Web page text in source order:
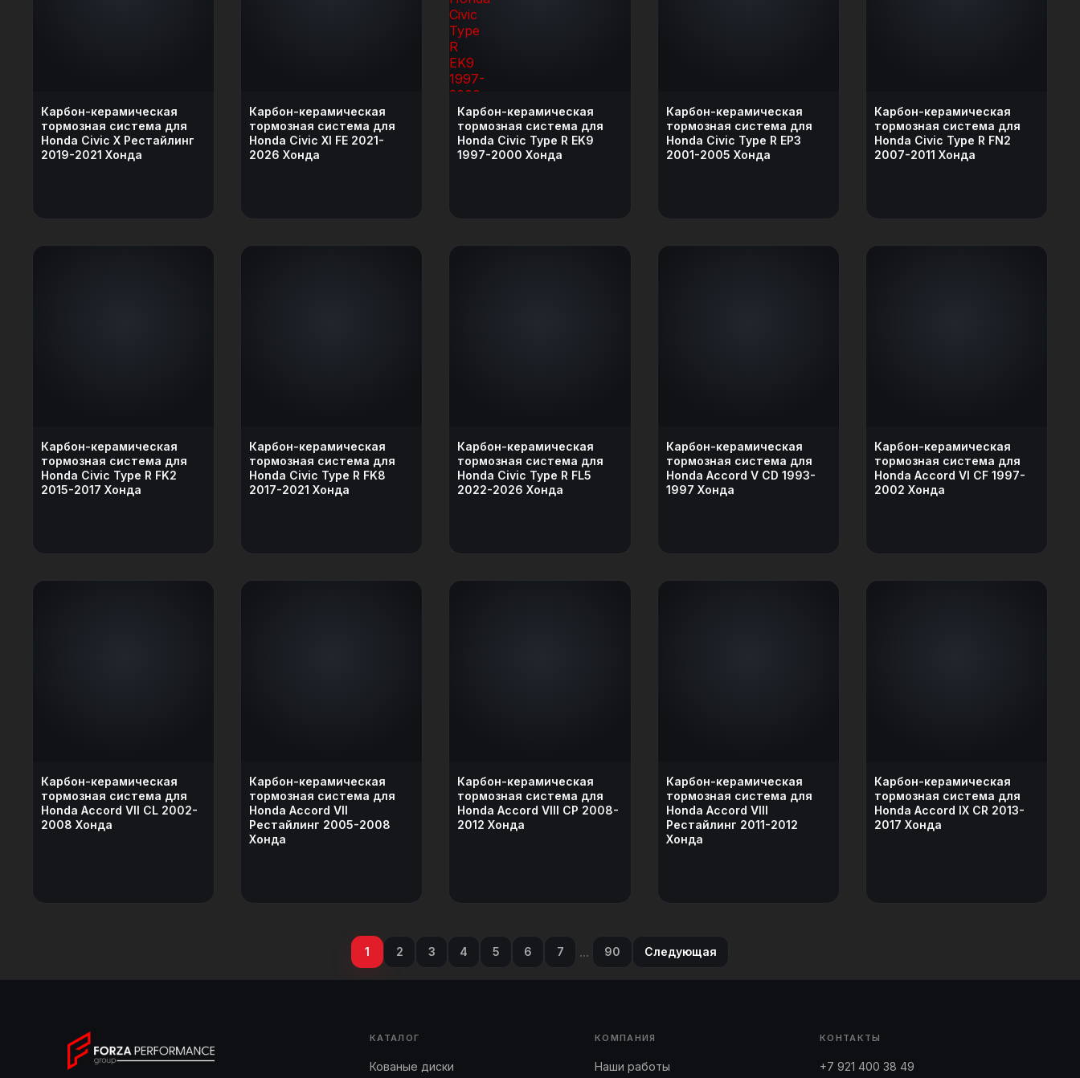
Карбон-керамическая
тормозная система для
Honda Civic X Рестайлинг
2019-2021 Хонда
Карбон-керамическая
тормозная система для
Honda Civic XI FE 2021-
2026 Хонда
Карбон-керамическая
тормозная система для
Honda Civic Type R EK9
1997-2000 Хонда
Карбон-керамическая
тормозная система для
Honda Civic Type R EP3
2001-2005 Хонда
Карбон-керамическая
тормозная система для
Honda Civic Type R FN2
2007-2011 Хонда
Карбон-керамическая
тормозная система для
Honda Civic Type R FK2
2015-2017 Хонда
Карбон-керамическая
тормозная система для
Honda Civic Type R FK8
2017-2021 Хонда
Карбон-керамическая
тормозная система для
Honda Civic Type R FL5
2022-2026 Хонда
Карбон-керамическая
тормозная система для
Honda Accord V CD 1993-
1997 Хонда
Карбон-керамическая
тормозная система для
Honda Accord VI CF 1997-
2002 Хонда
Карбон-керамическая
тормозная система для
Honda Accord VII CL 2002-
2008 Хонда
Карбон-керамическая
тормозная система для
Honda Accord VII
Рестайлинг 2005-2008
Хонда
Карбон-керамическая
тормозная система для
Honda Accord VIII CP 2008-
2012 Хонда
Карбон-керамическая
тормозная система для
Honda Accord VIII
Рестайлинг 2011-2012
Хонда
Карбон-керамическая
тормозная система для
Honda Accord IX CR 2013-
2017 Хонда
1 2 3 4 5 6 7 ... 90 Следующая
КАТАЛОГ
Кованые диски
КОМПАНИЯ
Наши работы
КОНТАКТЫ
+7 921 400 38 49